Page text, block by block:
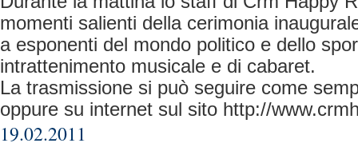
momenti salienti della cerimonia
a esponenti del mondo politico e dello
intrattenimento musicale e di cabaret.
La trasmissione si può seguire come
oppure su internet sul sito http://
19.02.2011